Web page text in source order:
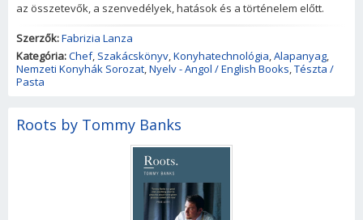
az összetevők, a szenvedélyek, hatások és a történelem előtt.
Szerzők:Fabrizia Lanza
Kategória:Chef, Szakácskönyv,Konyhatechnológia,Alapanyag,
Nemzeti Konyhák Sorozat,Nyelv - Angol / English Books,Tészta /
Pasta
Roots by Tommy Banks